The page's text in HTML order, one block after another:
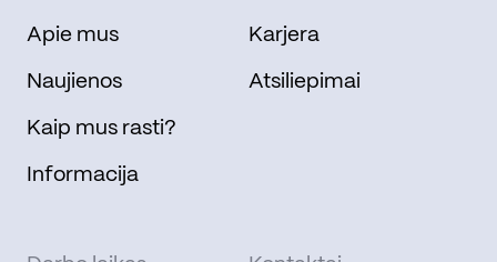
Apie mus
Naujienos
Kaip mus rasti?
Informacija
Karjera
Atsiliepimai